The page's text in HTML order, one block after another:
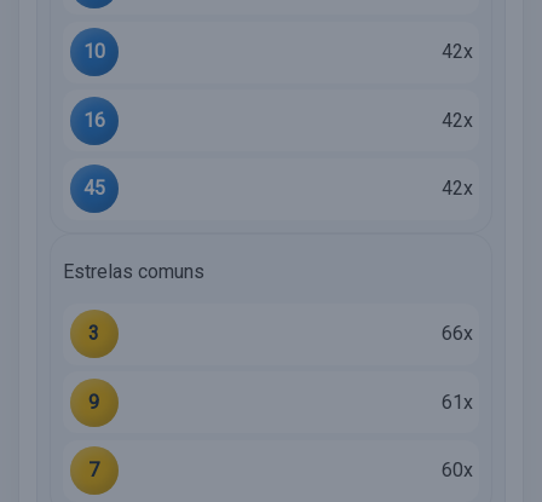
10 42x
16 42x
45 42x
Estrelas comuns
3 66x
9 61x
7 60x